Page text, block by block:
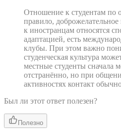
Отношение к студентам по
правило,
к иностранцам относятся
адаптацией, есть
клубы. При этом важно
студенческая культура
местные студенты сначала
отстранённо, но при
активностях контакт
Был ли этот ответ полезен?
Полезно